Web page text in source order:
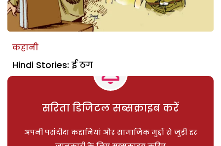
कहानी
Hindi Stories: ई ठग
सरिता डिजिटल सब्सक्राइब करें
अपनी पसंदीदा कहानियां और सामाजिक मुद्दों से जुड़ी हर